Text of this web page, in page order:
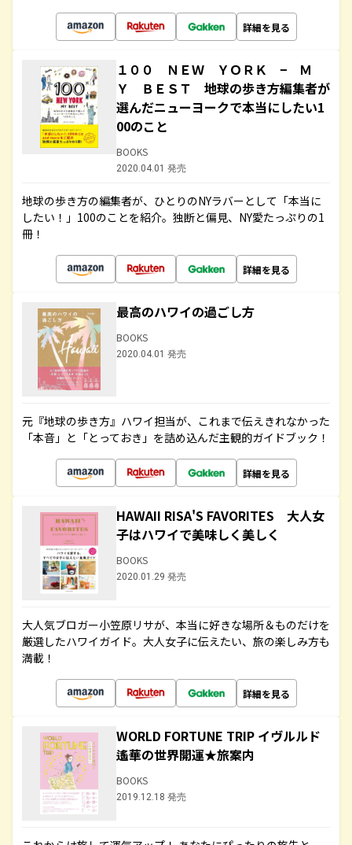
詳細を見る
１００ ＮＥＷ ＹＯＲＫ − Ｍ
Ｙ ＢＥＳＴ 地球の歩き方編集者が
選んだニューヨークで本当にしたい1
00のこと
BOOKS
2020.04.01 発売
地球の歩き方の編集者が、ひとりのNYラバーとして「本当に
したい！」100のことを紹介。独断と偏見、NY愛たっぷりの1
冊！
詳細を見る
最高のハワイの過ごし方
BOOKS
2020.04.01 発売
元『地球の歩き方』ハワイ担当が、これまで伝えきれなかった
「本音」と「とっておき」を詰め込んだ主観的ガイドブック！
詳細を見る
HAWAII RISA'S FAVORITES 大人女
子はハワイで美味しく美しく
BOOKS
2020.01.29 発売
大人気ブロガー小笠原リサが、本当に好きな場所＆ものだけを
厳選したハワイガイド。大人女子に伝えたい、旅の楽しみ方も
満載！
詳細を見る
WORLD FORTUNE TRIP イヴルルド
遙華の世界開運★旅案内
BOOKS
2019.12.18 発売